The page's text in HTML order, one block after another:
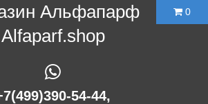
Альфапарф
Alfaparf.shop
54-44,
0